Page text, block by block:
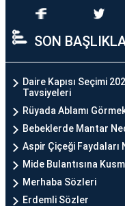
SON
Daire Kapısı Seçimi
Tavsiyeleri
Rüyada Ablamı
Bebeklerde Mantar
Aspir Çiçeği Faydaları
Mide Bulantısına
Merhaba Sözleri
Erdemli Sözler